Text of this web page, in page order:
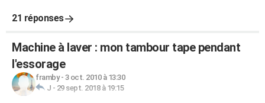
21 réponses
Machine à laver : mon tambour tape pendant
l'essorage
framby- 3 oct. 2010 à 13:30
J - 29 sept. 2018 à 19:15